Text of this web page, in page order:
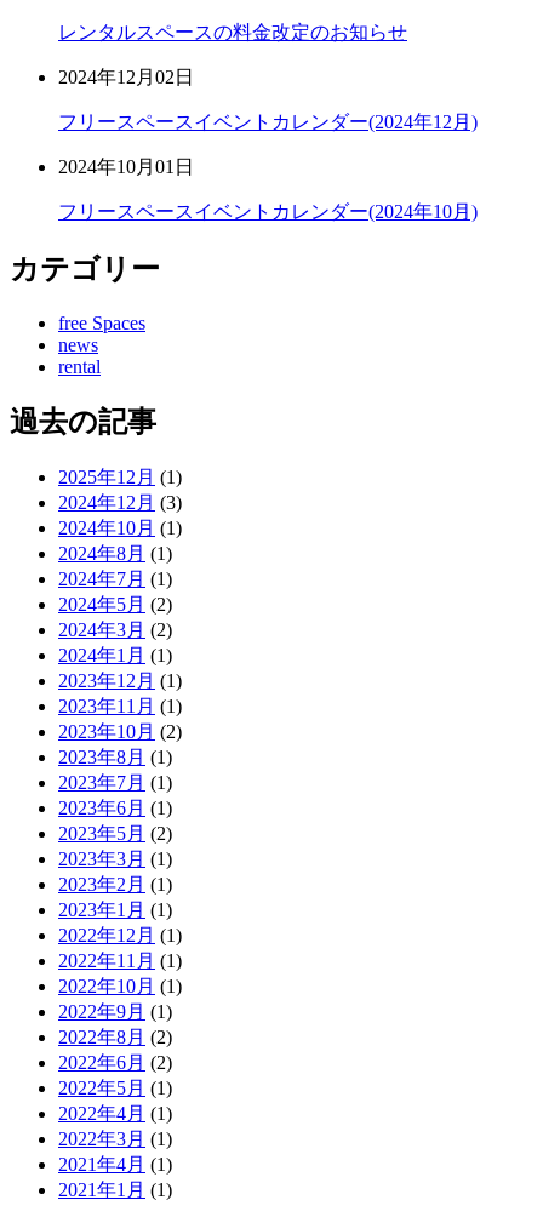
レンタルスペースの料金改定のお知らせ
2024年12月02日
フリースペースイベントカレンダー(2024年12月)
2024年10月01日
フリースペースイベントカレンダー(2024年10月)
カテゴリー
free Spaces
news
rental
過去の記事
2025年12月 (1)
2024年12月 (3)
2024年10月 (1)
2024年8月 (1)
2024年7月 (1)
2024年5月 (2)
2024年3月 (2)
2024年1月 (1)
2023年12月 (1)
2023年11月 (1)
2023年10月 (2)
2023年8月 (1)
2023年7月 (1)
2023年6月 (1)
2023年5月 (2)
2023年3月 (1)
2023年2月 (1)
2023年1月 (1)
2022年12月 (1)
2022年11月 (1)
2022年10月 (1)
2022年9月 (1)
2022年8月 (2)
2022年6月 (2)
2022年5月 (1)
2022年4月 (1)
2022年3月 (1)
2021年4月 (1)
2021年1月 (1)